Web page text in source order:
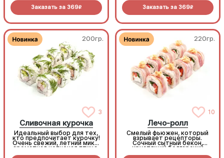
внутри вас ждет тающий
крем-сыр, сочная копченая
Заказать за 369R
соусом Том Ям.
Заказать за 369R
200гр.
3
Сливочная курочка
Идеальный выбор для тех,
кто предпочитает курочку!
Очень свежий, летний микс:
ароматная копченая птица,
220гр.
10
Лечо-ролл
Смелый фьюжен, который
взрывает рецепторы.
Сочный сытный бекон,
хрустящий болгарский